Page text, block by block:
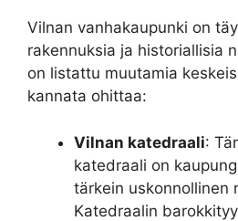
Vilnan vanhakaupunki on
rakennuksia ja historiallisia
on listattu muutamia
kannata ohittaa:
Vilnan katedraali:
katedraali on
tärkein uskonnollinen
Katedraalin